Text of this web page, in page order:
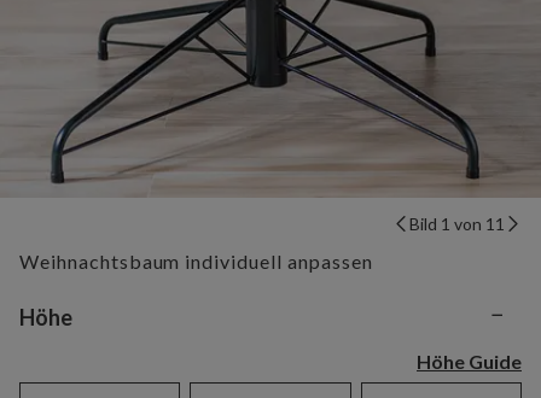
Bild 1 von 11
Weihnachtsbaum individuell anpassen
Variant selection
Höhe −
Höhe Guide